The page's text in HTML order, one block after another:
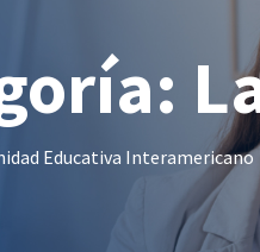
Educativa Interamericano